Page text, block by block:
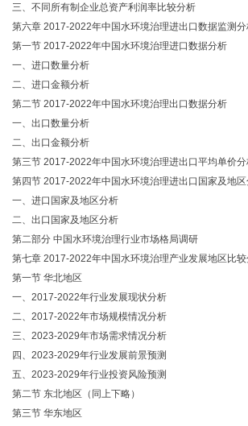
三、不同所有制企业总资产利润率比较分析
第六章 2017-2022年中国水环境治理进出口数据监测
第一节 2017-2022年中国水环境治理进口数据分析
一、进口数量分析
二、进口金额分析
第二节 2017-2022年中国水环境治理出口数据分析
一、出口数量分析
二、出口金额分析
第三节 2017-2022年中国水环境治理进出口平均单价
第四节 2017-2022年中国水环境治理进出口国家及地
一、进口国家及地区分析
二、出口国家及地区分析
第二部分 中国水环境治理行业市场格局调研
第七章 2017-2022年中国水环境治理产业发展地区比
第一节 华北地区
一、2017-2022年行业发展现状分析
二、2017-2022年市场规模情况分析
三、2023-2029年市场需求情况分析
四、2023-2029年行业发展前景预测
五、2023-2029年行业投资风险预测
第二节 东北地区（同上下略）
第三节 华东地区